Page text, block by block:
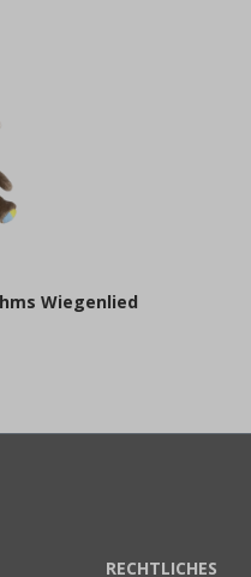
Wiegenlied
RECHTLICHES